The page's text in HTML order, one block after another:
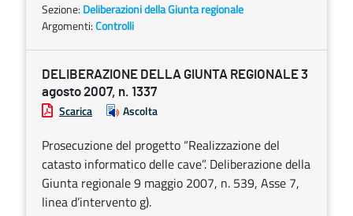
Sezione: Deliberazioni della Giunta regionale
Argomenti:Controlli
DELIBERAZIONE DELLA GIUNTA REGIONALE 3
agosto 2007, n. 1337
Scarica Ascolta
Prosecuzione del progetto “Realizzazione del
catasto informatico delle cave”. Deliberazione della
Giunta regionale 9 maggio 2007, n. 539, Asse 7,
linea d’intervento g).